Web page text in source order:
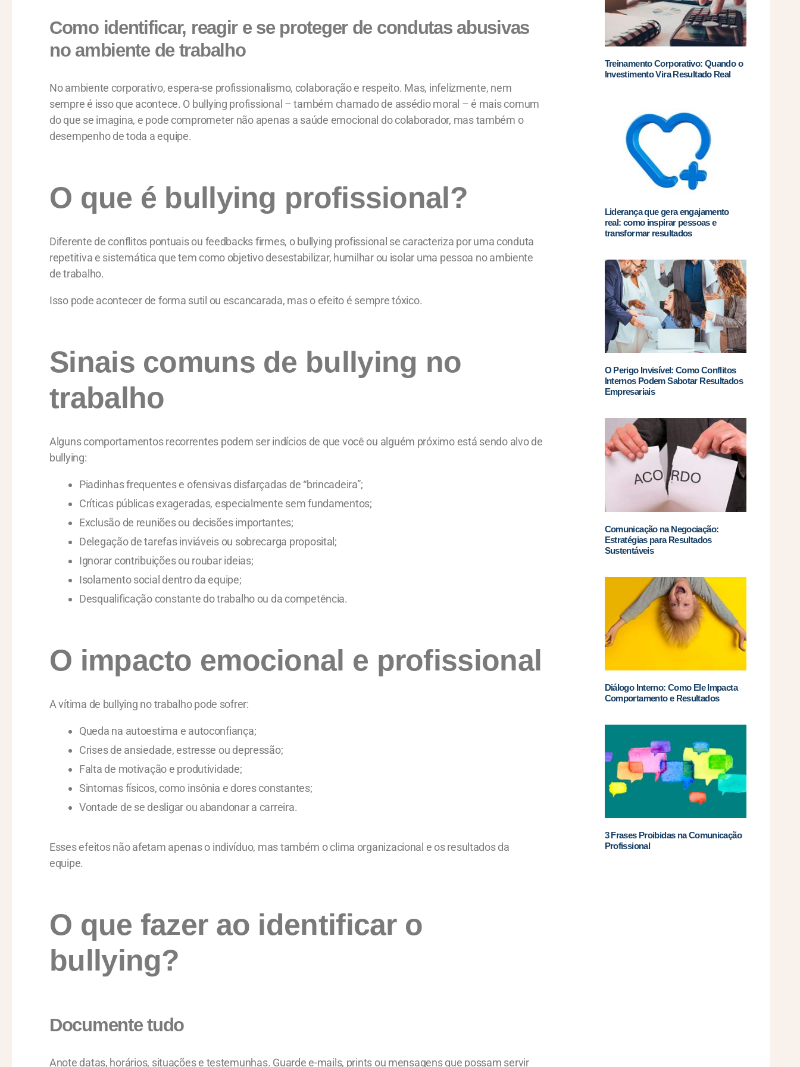
Como identificar, reagir e se proteger de condutas abusivas
no ambiente de trabalho
No ambiente corporativo, espera-se profissionalismo, colaboração e respeito. Mas, infelizmente, nem
sempre é isso que acontece. O bullying profissional – também chamado de assédio moral – é mais comum
do que se imagina, e pode comprometer não apenas a saúde emocional do colaborador, mas também o
desempenho de toda a equipe.
O que é bullying profissional?
Diferente de conflitos pontuais ou feedbacks firmes, o bullying profissional se caracteriza por uma conduta
repetitiva e sistemática que tem como objetivo desestabilizar, humilhar ou isolar uma pessoa no ambiente
de trabalho.
Isso pode acontecer de forma sutil ou escancarada, mas o efeito é sempre tóxico.
Sinais comuns de bullying no
trabalho
Alguns comportamentos recorrentes podem ser indícios de que você ou alguém próximo está sendo alvo de
bullying:
Piadinhas frequentes e ofensivas disfarçadas de “brincadeira”;
Críticas públicas exageradas, especialmente sem fundamentos;
Exclusão de reuniões ou decisões importantes;
Delegação de tarefas inviáveis ou sobrecarga proposital;
Ignorar contribuições ou roubar ideias;
Isolamento social dentro da equipe;
Desqualificação constante do trabalho ou da competência.
O impacto emocional e profissional
A vítima de bullying no trabalho pode sofrer:
Queda na autoestima e autoconfiança;
Crises de ansiedade, estresse ou depressão;
Falta de motivação e produtividade;
Sintomas físicos, como insônia e dores constantes;
Vontade de se desligar ou abandonar a carreira.
Esses efeitos não afetam apenas o indivíduo, mas também o clima organizacional e os resultados da
equipe.
O que fazer ao identificar o
bullying?
Documente tudo
Anote datas, horários, situações e testemunhas. Guarde e-mails, prints ou mensagens que possam servir
Treinamento Corporativo: Quando o
Investimento Vira Resultado Real
Liderança que gera engajamento
real: como inspirar pessoas e
transformar resultados
O Perigo Invisível: Como Conflitos
Internos Podem Sabotar Resultados
Empresariais
Comunicação na Negociação:
Estratégias para Resultados
Sustentáveis
Diálogo Interno: Como Ele Impacta
Comportamento e Resultados
3 Frases Proibidas na Comunicação
Profissional